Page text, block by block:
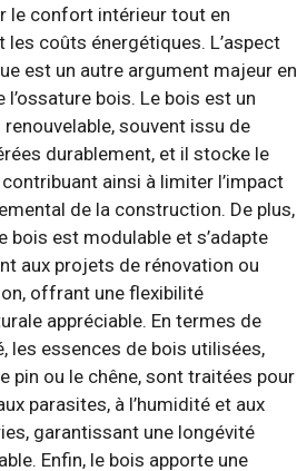
le confort intérieur tout en
les coûts énergétiques. L’aspect
est un autre argument majeur en
l’ossature bois. Le bois est un
souvent issu de
durablement, et il stocke le
ainsi à limiter l’impact
de la construction. De plus,
bois est modulable et s’adapte
aux projets de rénovation ou
offrant une flexibilité
appréciable. En termes de
les essences de bois utilisées,
pin ou le chêne, sont traitées pour
parasites, à l’humidité et aux
garantissant une longévité
Enfin, le bois apporte une